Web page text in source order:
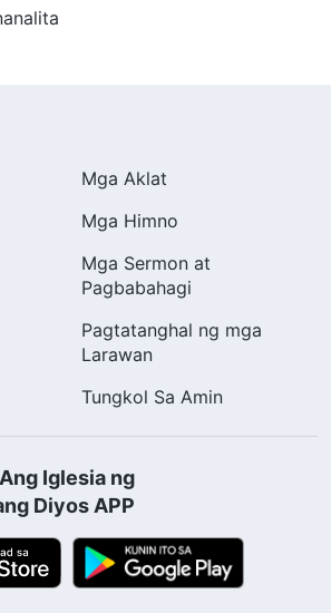
Mga Aklat
Mga Himno
Mga Sermon at
Pagbabahagi
Pagtatanghal ng mga
Larawan
Tungkol Sa Amin
Iglesia ng
Diyos APP